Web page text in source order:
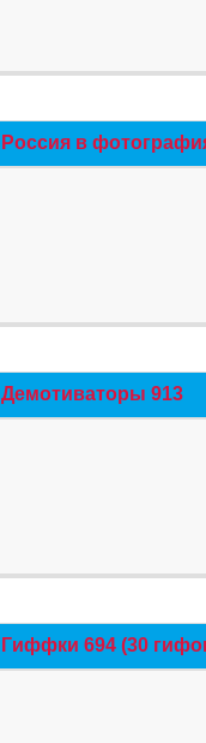
Россия в
Демотиваторы 913
Гиффки 694 (30